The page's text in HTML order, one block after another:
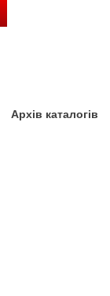
Архів каталогів